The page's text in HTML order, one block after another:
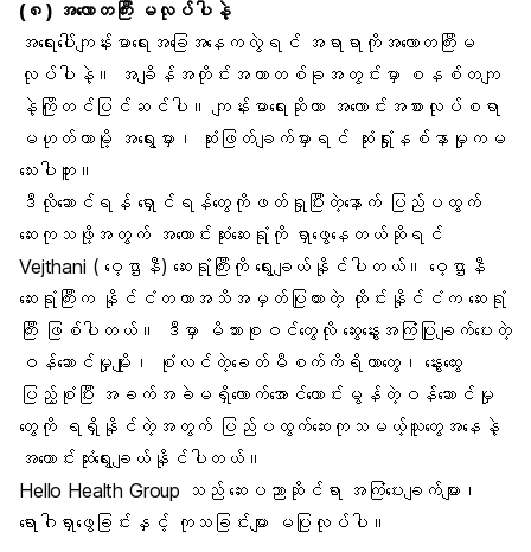
(၈) အလောတကြီး မလုပ်ပါနဲ့
အရေးပေါ်ကျန်းမာရေးအခြေအနေ ကလွဲရင် အရာရာကိုအလောတကြီးမ
လုပ်ပါနဲ့။ အချိန်အတိုင်းအတာတစ်ခုအတွင်းမှာ စနစ်တကျ
နဲ့ကြိုတင်ပြင်ဆင်ပါ။ ကျန်းမာရေးဆိုတာ အလောင်းအစားလုပ်စရာ
မဟုတ်တာမို့ အရွေးမှား၊ ဆုံးဖြတ်ချက်မှားရင် ဆုံးရှုံးနစ်နာမှုကမ
သေးပါဘူး။
ဒီလိုဆောင်ရန် ရှောင်ရန်တွေကိုဖတ်ရှုပြီးတဲ့နောက် ပြည်ပထွက်
ဆေးကုသဖို့အတွက် အကောင်းဆုံးဆေးရုံကို ရှာဖွေနေတယ်ဆိုရင်
Vejthani ( ဝေ့ဌာနီ) ဆေးရုံကြီးကို ရွေးချယ်နိုင်ပါတယ်။ ဝေ့ဌာနီ
ဆေးရုံကြီးက နိုင်ငံတကာအသိအမှတ်ပြုထားတဲ့ ထိုင်းနိုင်ငံက ဆေးရုံ
ကြီး ဖြစ်ပါတယ်။ ဒီမှာ မိသားစုဝင်တွေလို ဆွေးနွေးအကြံပြုချက်ပေးတဲ့
ဝန်ဆောင်မှုမျိုး၊ စုံလင်တဲ့ခေတ်မီစက်ကိရိယာတွေ၊ နွေးထွေး
ပြည့်စုံပြီး အခက်အခဲမရှိလောက်အောင်ကောင်းမွန်တဲ့ဝန်ဆောင်မှု
တွေကို ရရှိနိုင်တဲ့အတွက် ပြည်ပထွက်ဆေးကုသမယ့်သူတွေအနေနဲ့
အကောင်းဆုံးရွေးချယ်နိုင်ပါတယ်။
Hello Health Group သည် ဆေးပညာဆိုင်ရာ အကြံပေးချက်များ၊
ရောဂါရှာဖွေခြင်းနှင့် ကုသခြင်းများ မပြုလုပ်ပါ။